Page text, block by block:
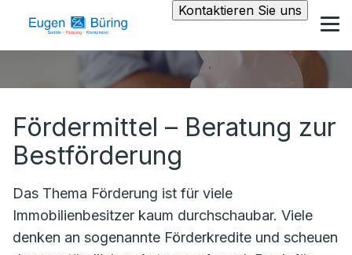
Kontaktieren Sie uns
Fördermittel – Beratung zur
Bestförderung
Das Thema Förderung ist für viele
Immobilienbesitzer kaum durchschaubar. Viele
denken an sogenannte Förderkredite und scheuen